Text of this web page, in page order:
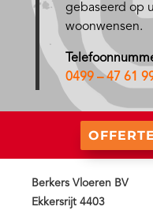
gebaseerd op
woonwensen.
0499 – 47 61
Berkers Vloeren BV
Ekkersrijt 4403